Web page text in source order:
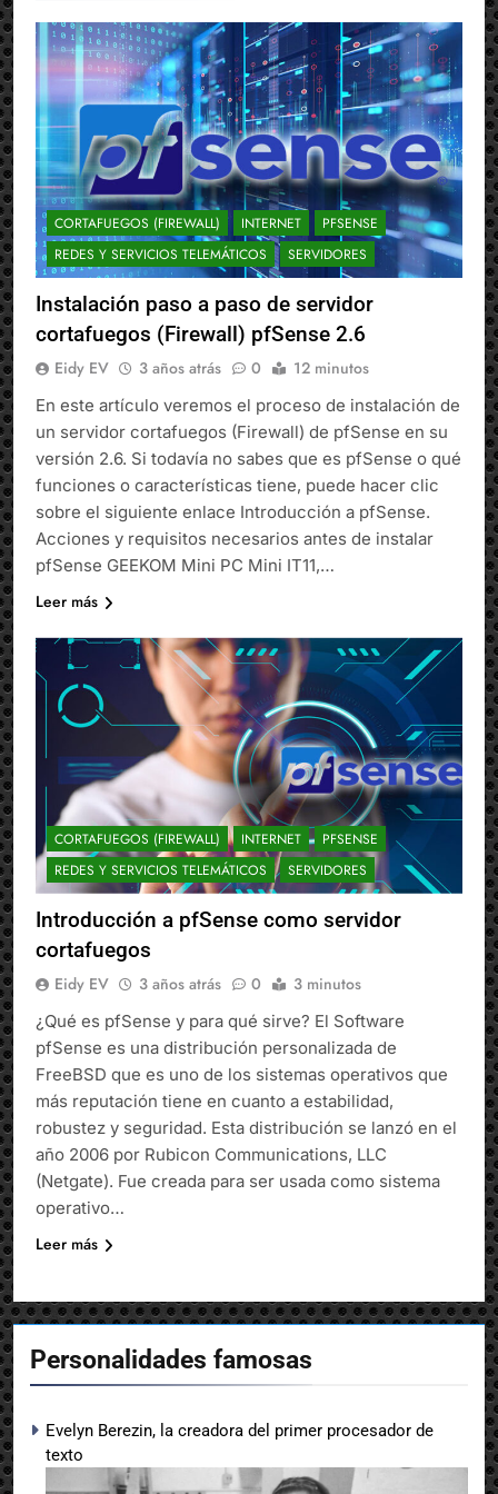
Personalidades famosas
Evelyn Berezin, la creadora del primer procesador de
texto
CORTAFUEGOS (FIREWALL) INTERNET
PFSENSE
REDES Y SERVICIOS TELEMÁTICOS
SERVIDORES
Instalación paso a paso de servidor
cortafuegos (Firewall) pfSense 2.6
Eidy EV 3 años atrás 0 12 minutos
En este artículo veremos el proceso de instalación de
un servidor cortafuegos (Firewall) de pfSense en su
versión 2.6. Si todavía no sabes que es pfSense o qué
funciones o características tiene, puede hacer clic
sobre el siguiente enlace Introducción a pfSense.
Acciones y requisitos necesarios antes de instalar
pfSense GEEKOM Mini PC Mini IT11,…
Leer más
CORTAFUEGOS (FIREWALL) INTERNET
PFSENSE
REDES Y SERVICIOS TELEMÁTICOS
SERVIDORES
Introducción a pfSense como servidor
cortafuegos
Eidy EV 3 años atrás 0 3 minutos
¿Qué es pfSense y para qué sirve? El Software
pfSense es una distribución personalizada de
FreeBSD que es uno de los sistemas operativos que
más reputación tiene en cuanto a estabilidad,
robustez y seguridad. Esta distribución se lanzó en el
año 2006 por Rubicon Communications, LLC
(Netgate). Fue creada para ser usada como sistema
operativo…
Leer más